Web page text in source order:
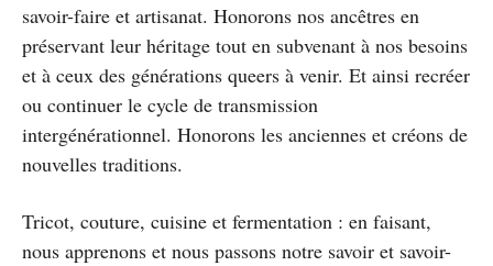
savoir-faire et artisanat. Honorons nos ancêtres en
préservant leur héritage tout en subvenant à nos besoins
et à ceux des générations queers à venir. Et ainsi recréer
ou continuer le cycle de transmission
intergénérationnel. Honorons les anciennes et créons de
nouvelles traditions.
Tricot, couture, cuisine et fermentation : en faisant,
nous apprenons et nous passons notre savoir et savoir-